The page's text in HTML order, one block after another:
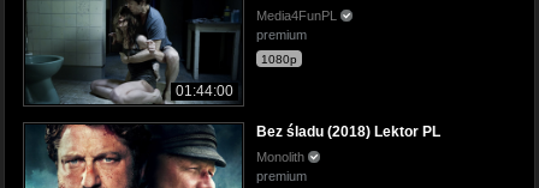
01:44:00
Media4FunPL
premium
1080p
Bez śladu (2018) Lektor PL
Monolith
premium